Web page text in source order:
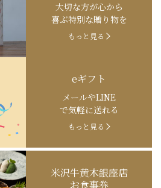
大切な方が心から
喜ぶ特別な贈り物を
もっと見る
eギフト
メールやLINE
で気軽に送れる
もっと見る
米沢牛黄木銀座店
お食事券